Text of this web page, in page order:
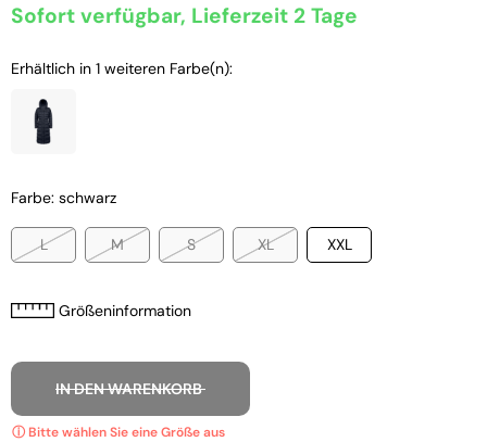
Sofort verfügbar, Lieferzeit 2 Tage
Erhältlich in 1 weiteren Farbe(n):
Farbe: schwarz
L M S XL XXL
Größeninformation
IN DEN WARENKORB